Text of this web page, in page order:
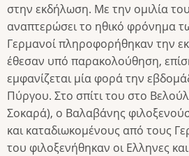
στην εκδήλωση. Με την ομιλία
αναπτερώσει το ηθικό φρόνημα
Γερμανοί πληροφορήθηκαν την
έθεσαν υπό παρακολούθηση,
εμφανίζεται μία φορά την
Πύργου. Στο σπίτι του στο
Σοκαρά), ο Βαλαβάνης
και καταδιωκομένους από τους
του φιλοξενήθηκαν οι Ελληνες